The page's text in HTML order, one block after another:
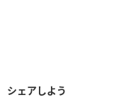
シェアしよう